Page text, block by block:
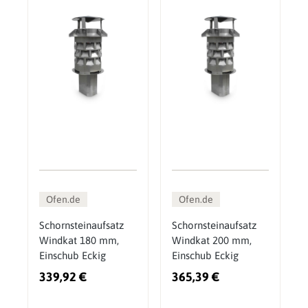
Ofen.de
Schornsteinaufsatz
Windkat 180 mm,
Einschub Eckig
339,92 €
Ofen.de
Schornsteinaufsatz
Windkat 200 mm,
Einschub Eckig
365,39 €